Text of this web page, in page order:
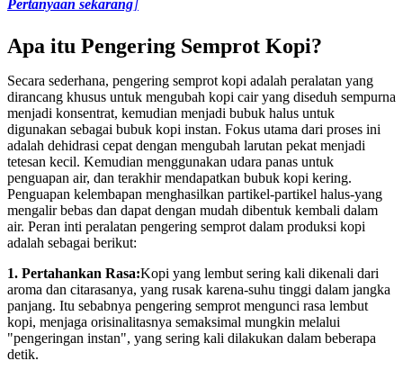
Pertanyaan sekarang]
Apa itu Pengering Semprot Kopi?
Secara sederhana, pengering semprot kopi adalah peralatan yang
dirancang khusus untuk mengubah kopi cair yang diseduh sempurna
menjadi konsentrat, kemudian menjadi bubuk halus untuk
digunakan sebagai bubuk kopi instan. Fokus utama dari proses ini
adalah dehidrasi cepat dengan mengubah larutan pekat menjadi
tetesan kecil. Kemudian menggunakan udara panas untuk
penguapan air, dan terakhir mendapatkan bubuk kopi kering.
Penguapan kelembapan menghasilkan partikel-partikel halus-yang
mengalir bebas dan dapat dengan mudah dibentuk kembali dalam
air. Peran inti peralatan pengering semprot dalam produksi kopi
adalah sebagai berikut:
1. Pertahankan Rasa:Kopi yang lembut sering kali dikenali dari
aroma dan citarasanya, yang rusak karena-suhu tinggi dalam jangka
panjang. Itu sebabnya pengering semprot mengunci rasa lembut
kopi, menjaga orisinalitasnya semaksimal mungkin melalui
"pengeringan instan", yang sering kali dilakukan dalam beberapa
detik.